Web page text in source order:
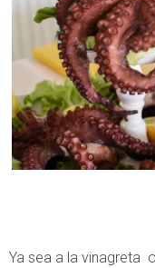
Ya sea a la vinagreta